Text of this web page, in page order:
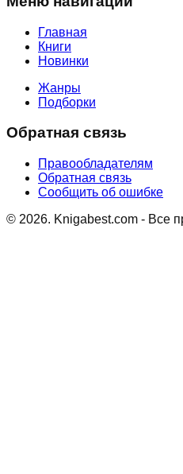
Главная
Книги
Новинки
Жанры
Подборки
Обратная связь
Правообладателям
Обратная связь
Сообщить об ошибке
© 2026. Knigabest.com - Все